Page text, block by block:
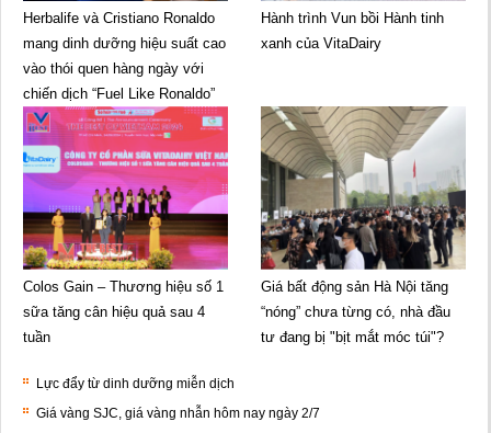
Herbalife và Cristiano Ronaldo
mang dinh dưỡng hiệu suất cao
vào thói quen hàng ngày với
chiến dịch “Fuel Like Ronaldo”
Hành trình Vun bồi Hành tinh
xanh của VitaDairy
Colos Gain – Thương hiệu số 1
sữa tăng cân hiệu quả sau 4
tuần
Giá bất động sản Hà Nội tăng
“nóng” chưa từng có, nhà đầu
tư đang bị "bịt mắt móc túi"?
Lực đẩy từ dinh dưỡng miễn dịch
Giá vàng SJC, giá vàng nhẫn hôm nay ngày 2/7